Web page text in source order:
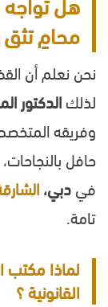
هل
محامٍ تثق
نحن نعلم أن
لذلك الدكتور
وفريقه
حافل
في دبي،
تامة.
لماذامكتب
القانونية؟